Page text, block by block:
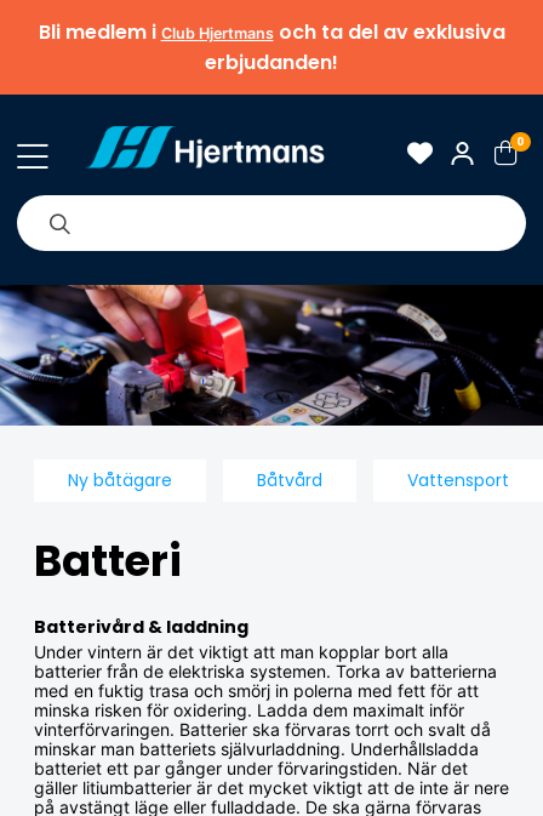
Bli medlem i Club Hjertmansoch ta del av exklusiva
erbjudanden!
0
Nyheter Om oss Varumärken Tips & guider
Ny båtägare Båtvård Vattensport
Batteri
Batterivård & laddning
Under vintern är det viktigt att man kopplar bort alla
batterier från de elektriska systemen. Torka av batterierna
med en fuktig trasa och smörj in polerna med fett för att
minska risken för oxidering. Ladda dem maximalt inför
vinterförvaringen. Batterier ska förvaras torrt och svalt då
minskar man batteriets självurladdning. Underhållsladda
batteriet ett par gånger under förvaringstiden. När det
gäller litiumbatterier är det mycket viktigt att de inte är nere
på avstängt läge eller fulladdade. De ska gärna förvaras